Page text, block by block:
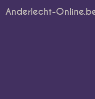
Anderlecht-